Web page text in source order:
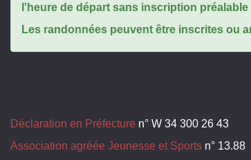
l'heure de départ sans inscription
Les randonnées peuvent être inscrites ou
Déclaration en Préfecture n° W 34 300 26 43
Association agréée Jeunesse et Sports n° 13.88